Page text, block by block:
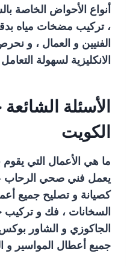
أنواع الأحواض الخاصة
، تركيب مضخات مياه
الفنيين و العمال ، و
الانكليزية لسهولة
الأسئلة
الكويت
ما هي الأعمال التي
يعمل فني صحي الرحاب
كصيانة و تصليح جميع
السخانات ، فك و تركيب
الجاكوزي و الشاور
جميع أعطال المواسير و